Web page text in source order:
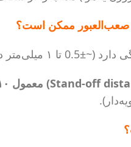
صعب‌العبور ممکن است؟
زیر ۰.۱ میلی‌متر دارد.